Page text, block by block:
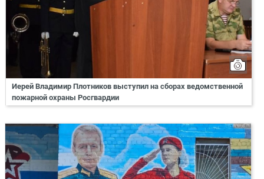
Иерей Владимир Плотников выступил на сборах ведомственной
пожарной охраны Росгвардии